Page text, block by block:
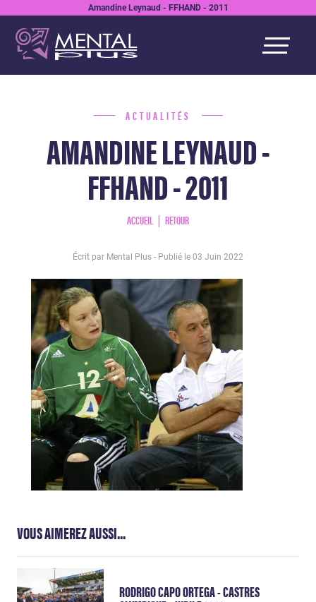
Amandine Leynaud - FFHAND - 2011
ACTUALITÉS
AMANDINE LEYNAUD -
FFHAND - 2011
ACCUEIL RETOUR
Écrit par Mental Plus - Publié le 03 Juin 2022
VOUS AIMEREZ AUSSI...
RODRIGO CAPO ORTEGA - CASTRES